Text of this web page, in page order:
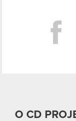
O CD